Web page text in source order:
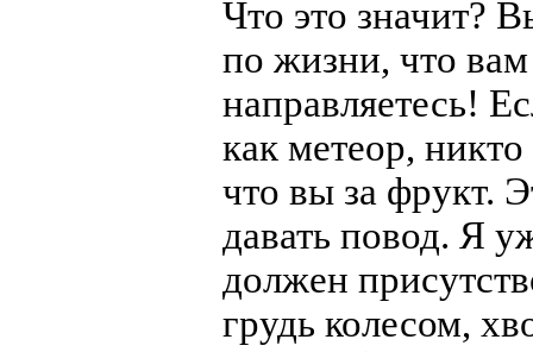
Что это значит?
по жизни, что
направляетесь!
как метеор,
что вы за фрукт.
давать повод. Я
должен
грудь колесом,